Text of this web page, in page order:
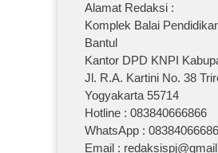
Alamat Redaksi :
Komplek Balai
Bantul
Kantor DPD KNPI
Jl. R.A. Kartini No. 38
Yogyakarta 55714
Hotline : 083840666866
WhatsApp :
Email :